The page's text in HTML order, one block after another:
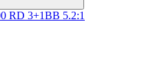
RD 3+1BB 5.2:1